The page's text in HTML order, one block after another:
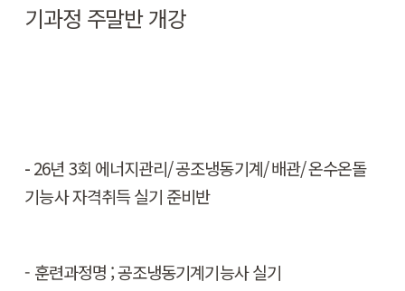
기과정 주말반 개강
-26년 3회 에너지관리/공조냉동기계/배관/온수온돌
기능사 자격취득 실기 준비반
- 훈련과정명 ; 공조냉동기계기능사 실기